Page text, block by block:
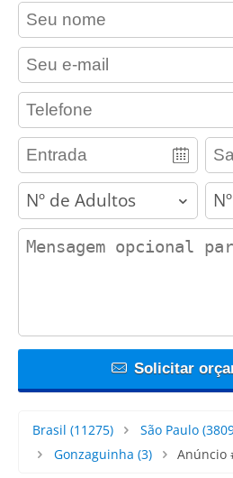
contact_name
contact_email
contact_phone
adults
contact_message
Solicitar
Brasil (11275) São Paulo
Gonzaguinha (3) Anúncio